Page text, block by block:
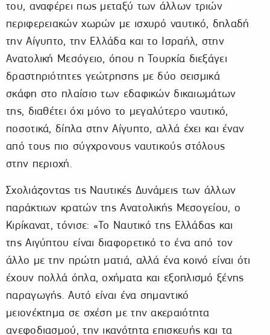
του, αναφέρει πως μεταξύ των άλλων τριών
περιφερειακών χωρών με ισχυρό ναυτικό, δηλαδή
την Αίγυπτο, την Ελλάδα και το Ισραήλ, στην
Ανατολική Μεσόγειο, όπου η Τουρκία διεξάγει
δραστηριότητες γεώτρησης με δύο σεισμικά
σκάφη στο πλαίσιο των εδαφικών δικαιωμάτων
της, διαθέτει όχι μόνο το μεγαλύτερο ναυτικό,
ποσοτικά, δίπλα στην Αίγυπτο, αλλά έχει και έναν
από τους πιο σύγχρονους ναυτικούς στόλους
στην περιοχή.
Σχολιάζοντας τις Ναυτικές Δυνάμεις των άλλων
παράκτιων κρατών της Ανατολικής Μεσογείου, ο
Κιρίκανατ, τόνισε: «Το Ναυτικό της Ελλάδας και
της Αιγύπτου είναι διαφορετικό το ένα από τον
άλλο με την πρώτη ματιά, αλλά ένα κοινό είναι ότι
έχουν πολλά όπλα, οχήματα και εξοπλισμό ξένης
παραγωγής. Αυτό είναι ένα σημαντικό
μειονέκτημα σε σχέση με την ακεραιότητα
ανεφοδιασμού, την ικανότητα επισκευής και τα